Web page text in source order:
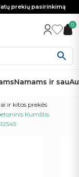
prekių pasirinkimą
0
Namams ir sau
ir kitos prekės
Kumštis